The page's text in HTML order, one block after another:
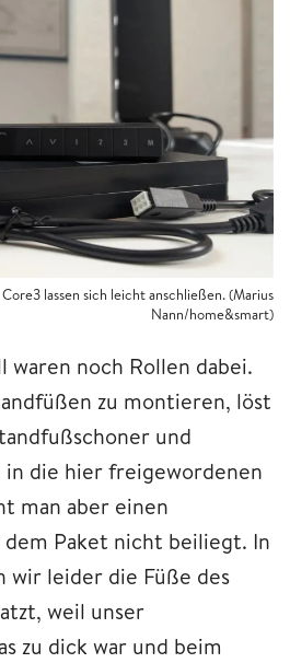
lassen sich leicht anschließen. (Marius
Nann/home&smart)
waren noch Rollen dabei.
zu montieren, löst
und
in die hier freigewordenen
man aber einen
dem Paket nicht beiliegt. In
wir leider die Füße des
weil unser
zu dick war und beim